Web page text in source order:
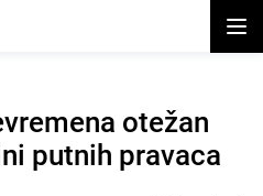
otežan
putnih pravaca